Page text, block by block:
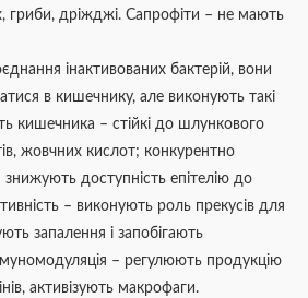
гриби, дріжджі. Сапрофіти – не мають
інактивованих бактерій, вони
в кишечнику, але виконують такі
кишечника – стійкі до шлункового
жовчних кислот; конкурентно
знижують доступність епітелію до
– виконують роль прекусів для
запалення і запобігають
– регулюють продукцію
активізують макрофаги.